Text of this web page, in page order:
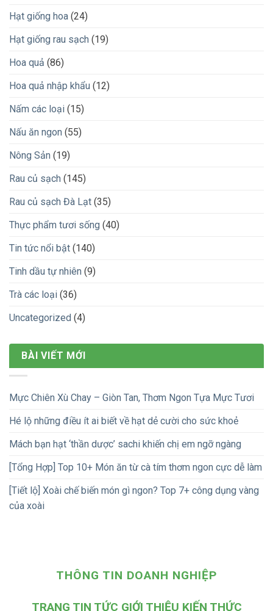
Hạt giống hoa (24)
Hạt giống rau sạch (19)
Hoa quả (86)
Hoa quả nhập khẩu (12)
Nấm các loại (15)
Nấu ăn ngon (55)
Nông Sản (19)
Rau củ sạch (145)
Rau củ sạch Đà Lạt (35)
Thực phẩm tươi sống (40)
Tin tức nổi bật (140)
Tinh dầu tự nhiên (9)
Trà các loại (36)
Uncategorized (4)
BÀI VIẾT MỚI
Mực Chiên Xù Chay – Giòn Tan, Thơm Ngon Tựa Mực Tươi
Hé lộ những điều ít ai biết về hạt dẻ cười cho sức khoẻ
Mách bạn hạt ‘thần dược’ sachi khiến chị em ngỡ ngàng
[Tổng Hợp] Top 10+ Món ăn từ cà tím thơm ngon cực dễ làm
[Tiết lộ] Xoài chế biến món gì ngon? Top 7+ công dụng vàng
của xoài
THÔNG TIN DOANH NGHIỆP
TRANG TIN TỨC GIỚI THIỆU KIẾN THỨC